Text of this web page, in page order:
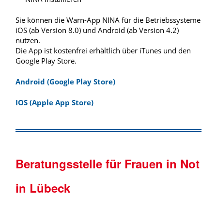
Sie können die Warn-App NINA für die Betriebssysteme
iOS (ab Version 8.0) und Android (ab Version 4.2)
nutzen.
Die App ist kostenfrei erhältlich über iTunes und den
Google Play Store.
Android (Google Play Store)
IOS (Apple App Store)
Beratungsstelle für Frauen in Not
in Lübeck